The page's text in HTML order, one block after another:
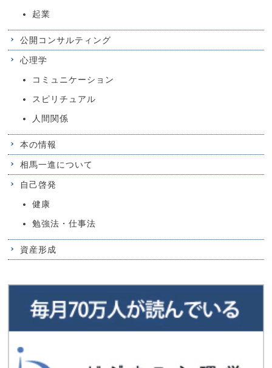
起業
公開コンサルティング
心理学
コミュニケーション
スピリチュアル
人間関係
本の情報
相馬一進について
自己啓発
健康
勉強法・仕事法
資産形成